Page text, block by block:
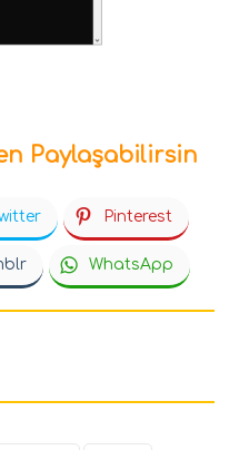
Paylaşabilirsin
Pinterest
WhatsApp